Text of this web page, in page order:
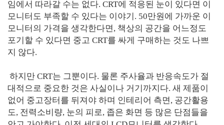
임에서 따라갈 수는 없다. CRT에 적응된 눈이 있다면 이
모니터도 부족할 수 있다는 이야기. 50만원에 가까운 이
모니터의 가격을 생각한다면, 책상의 공간을 어느정도
포기할 수 있다면 중고 CRT를 싸게 구매하는 것도 나쁘
지 않다.
하지만 CRT는 그뿐이다. 물론 주사율과 반응속도가 절
대적으로 중요한 것은 사실이나 거기까지다. 새 제품이
없어 중고장터를 뒤져야 하며 인테리어 측면, 공간활용
도, 전력소비량, 눈의 피로, 좁은 화면 등 많은 단점들을